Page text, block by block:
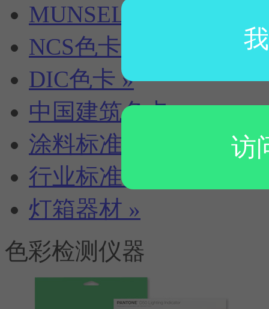
MUNSELL(孟塞尔)色
NCS色卡
DIC色卡 »
中国建筑色卡»
涂料标准色卡
行业标准色卡
灯箱器材 »
色彩检测仪器
访